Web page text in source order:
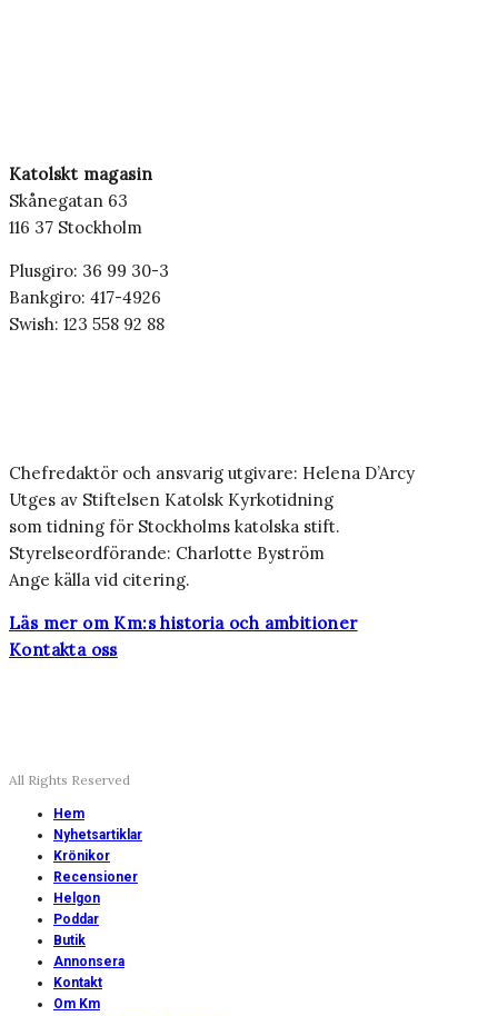
Katolskt magasin
Skånegatan 63
116 37 Stockholm
Plusgiro: 36 99 30-3
Bankgiro: 417-4926
Swish: 123 558 92 88
Chefredaktör och ansvarig utgivare: Helena D’Arcy
Utges av Stiftelsen Katolsk Kyrkotidning
som tidning för Stockholms katolska stift.
Styrelseordförande: Charlotte Byström
Ange källa vid citering.
Läs mer om Km:s historia och ambitioner
Kontakta oss
All Rights Reserved
Hem
Nyhetsartiklar
Krönikor
Recensioner
Helgon
Poddar
Butik
Annonsera
Kontakt
Om Km